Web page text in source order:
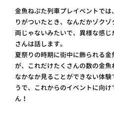
金魚ねぷた列車プレイベントで
りがついたとき、なんだかゾク
両じゃないみたいで、異様な感
さんは話します。
夏祭りの時期に街中に飾られる
が、これだけたくさんの数の金
なかなか見ることができない体
うで、これからのイベントに向
ん！